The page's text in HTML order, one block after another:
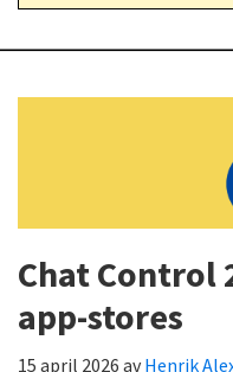
Chat Control
app-stores
15 april 2026 avHenrik